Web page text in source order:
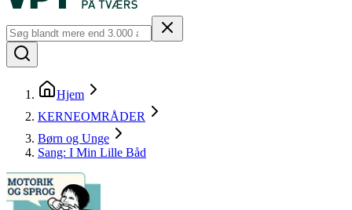
Hjem
KERNEOMRÅDER
Børn og Unge
Sang: I Min Lille Båd